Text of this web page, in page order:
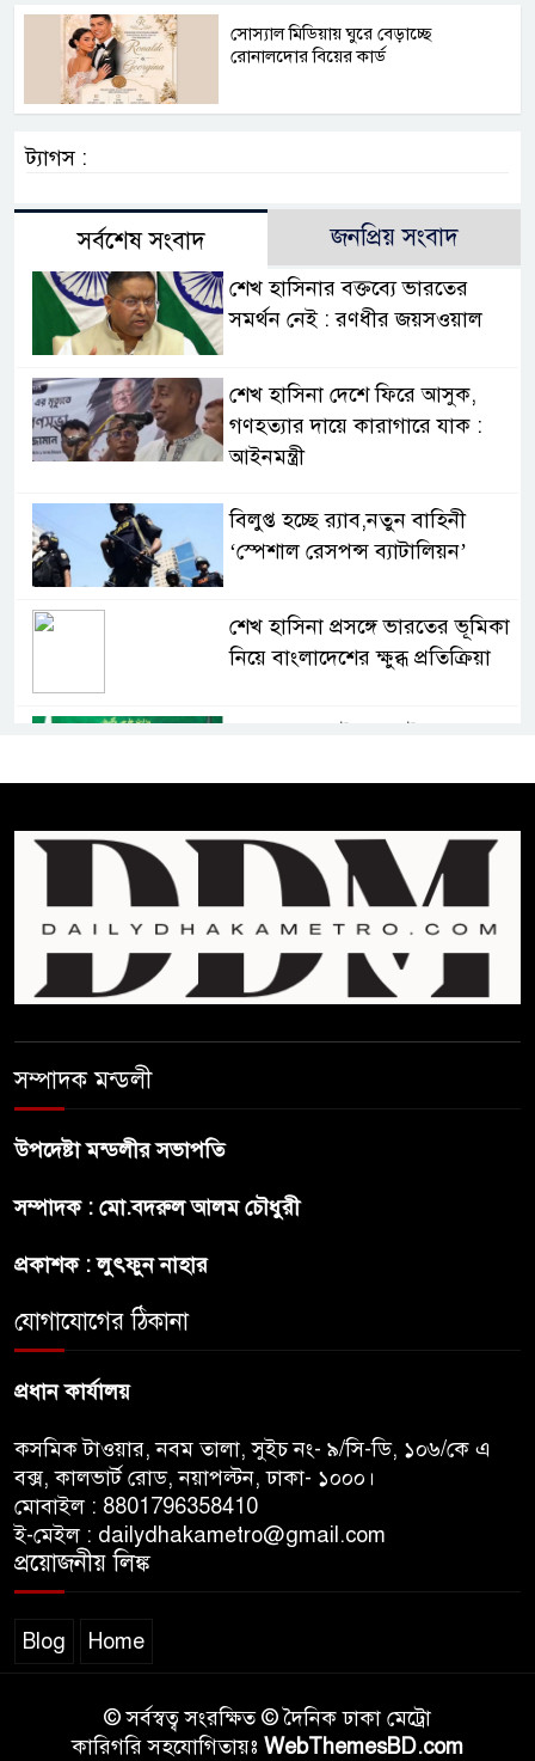
সোস্যাল মিডিয়ায় ঘুরে বেড়াচ্ছে
রোনালদোর বিয়ের কার্ড
ট্যাগস :
সর্বশেষ সংবাদ জনপ্রিয় সংবাদ
শেখ হাসিনার বক্তব্যে ভারতের
সমর্থন নেই : রণধীর জয়সওয়াল
শেখ হাসিনা দেশে ফিরে আসুক,
গণহত্যার দায়ে কারাগারে যাক :
আইনমন্ত্রী
বিলুপ্ত হচ্ছে র‍্যাব,নতুন বাহিনী
‘স্পেশাল রেসপন্স ব্যাটালিয়ন’
শেখ হাসিনা প্রসঙ্গে ভারতের ভূমিকা
নিয়ে বাংলাদেশের ক্ষুব্ধ প্রতিক্রিয়া
বাংলাদেশে আইএস আইয়ের অবাধ
সাকিবকে সমর্থন করায় অনুতপ্ত
আসিফ আকবর ক্ষমা চাইলেন
কমনওয়েথ গেমসে পদক শুন্যতা
ঘুচানোর আক্ষেপে বাংলাদেশ
জনগনের অধিকার আদায়ে এসেছিঃ
সম্পাদক মন্ডলী
উপদেষ্টা মন্ডলীর সভাপতি
সম্পাদক : মো.বদরুল আলম চৌধুরী
প্রকাশক : লুৎফুন নাহার
যোগাযোগের ঠিকানা
প্রধান কার্যালয়
কসমিক টাওয়ার, নবম তালা, সুইচ নং- ৯/সি-ডি, ১০৬/কে এ
বক্স, কালভার্ট রোড, নয়াপল্টন, ঢাকা- ১০০০।
মোবাইল : 8801796358410
ই-মেইল : dailydhakametro@gmail.com
প্রয়োজনীয় লিঙ্ক
Blog Home
© সর্বস্বত্ব সংরক্ষিত © দৈনিক ঢাকা মেট্রো
কারিগরি সহযোগিতায়ঃ WebThemesBD.com